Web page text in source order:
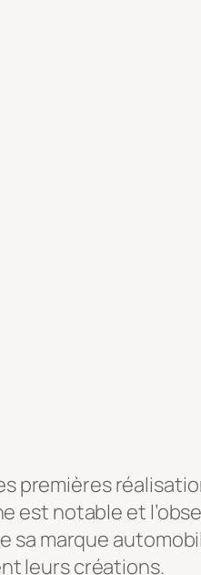
premières
est notable et
sa marque
leurs créations.